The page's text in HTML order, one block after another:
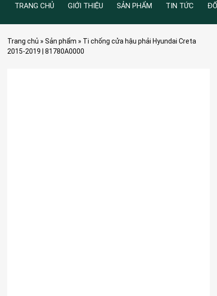
TRANG CHỦ GIỚI THIỆU SẢN PHẨM TIN TỨC
Trang chủ » Sản phẩm » Ti chống cửa hậu phải Hyundai Creta
2015-2019 | 81780A0000